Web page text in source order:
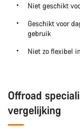
Niet geschikt
Geschikt voor
gebruik
Niet zo flexibel
Offroad
vergelijking